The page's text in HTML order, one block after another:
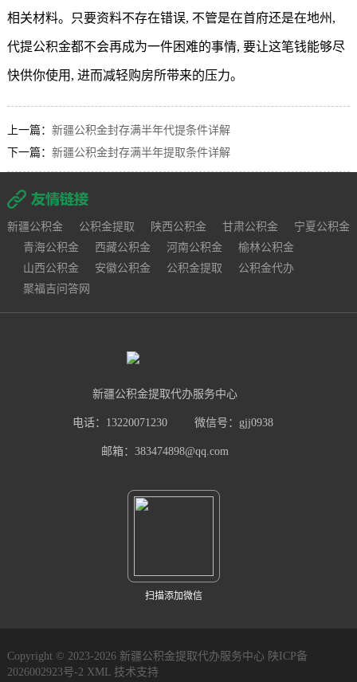
相关材料。只要资料不存在错误, 不管是在首府还是在地州,
代提公积金都不会再成为一件困难的事情, 要让这笔钱能够尽
快供你使用, 进而减轻购房所带来的压力。
上一篇： 新疆公积金封存满半年代提条件详解
下一篇： 新疆公积金封存满半年提取条件详解
新疆公积金 公积金提取 陕西公积金 甘肃公积金
宁夏公积金
青海公积金
西藏公积金 河南公积金
榆林公积金
山西公积金
安徽公积金 公积金提取
公积金代办
聚福吉问答网
新疆公积金提取代办服务中心
电话：13220071230 微信号：gjj0938
邮箱：383474898@qq.com
扫描添加微信
Copyright © 2023-2026 新疆公积金提取代办服务中心 陕ICP备
2026002923号-2 XML 技术支持